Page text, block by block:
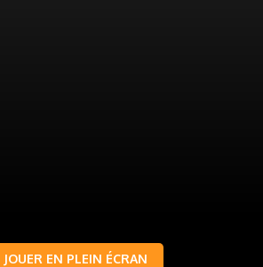
JOUER EN PLEIN ÉCRAN